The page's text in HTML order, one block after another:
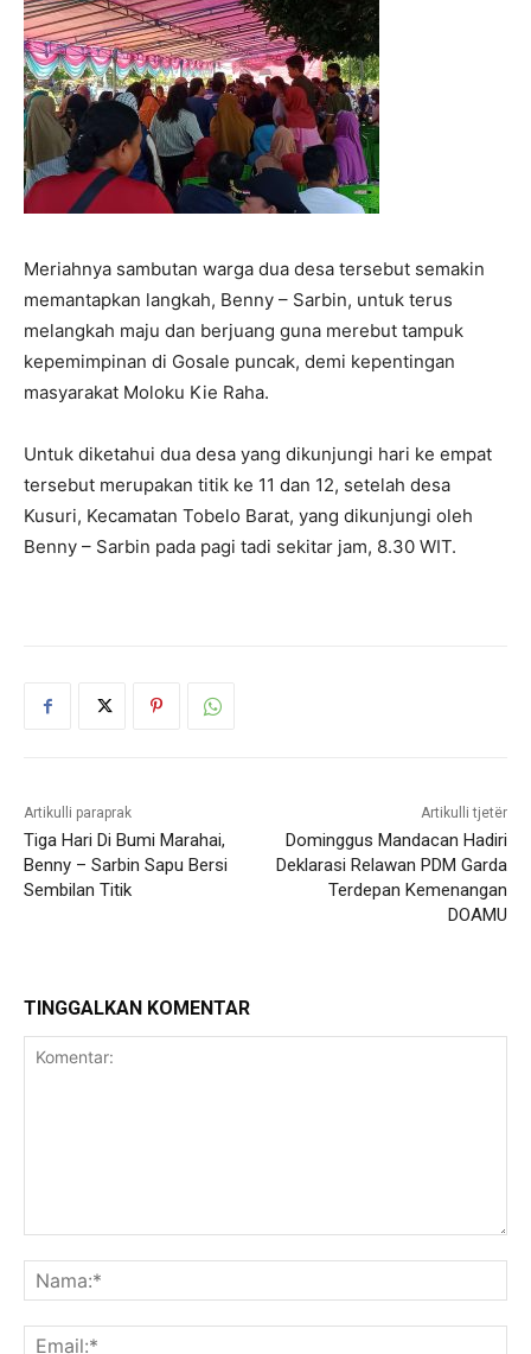
Meriahnya sambutan warga dua desa tersebut semakin
memantapkan langkah, Benny – Sarbin, untuk terus
melangkah maju dan berjuang guna merebut tampuk
kepemimpinan di Gosale puncak, demi kepentingan
masyarakat Moloku Kie Raha.
Untuk diketahui dua desa yang dikunjungi hari ke empat
tersebut merupakan titik ke 11 dan 12, setelah desa
Kusuri, Kecamatan Tobelo Barat, yang dikunjungi oleh
Benny – Sarbin pada pagi tadi sekitar jam, 8.30 WIT.
Artikulli paraprak
Tiga Hari Di Bumi Marahai,
Benny – Sarbin Sapu Bersi
Sembilan Titik
Artikulli tjetër
Dominggus Mandacan Hadiri
Deklarasi Relawan PDM Garda
Terdepan Kemenangan
DOAMU
TINGGALKAN KOMENTAR